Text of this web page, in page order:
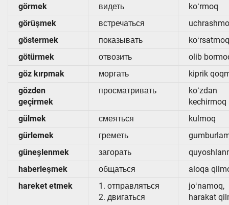
görmek
видеть
koʻrmoq
görüşmek
встречаться
göstermek
показывать
koʻrsatmoq
götürmek
отвозить
olib
göz kırpmak
моргать
kiprik
gözden
geçirmek
просматривать
koʻzdan
kechirmoq
gülmek
смеяться
kulmoq
gürlemek
греметь
güneşlenmek
загорать
haberleşmek
общаться
aloqa
hareket etmek
1. отправляться
2. двигаться
joʻnamoq,
harakat